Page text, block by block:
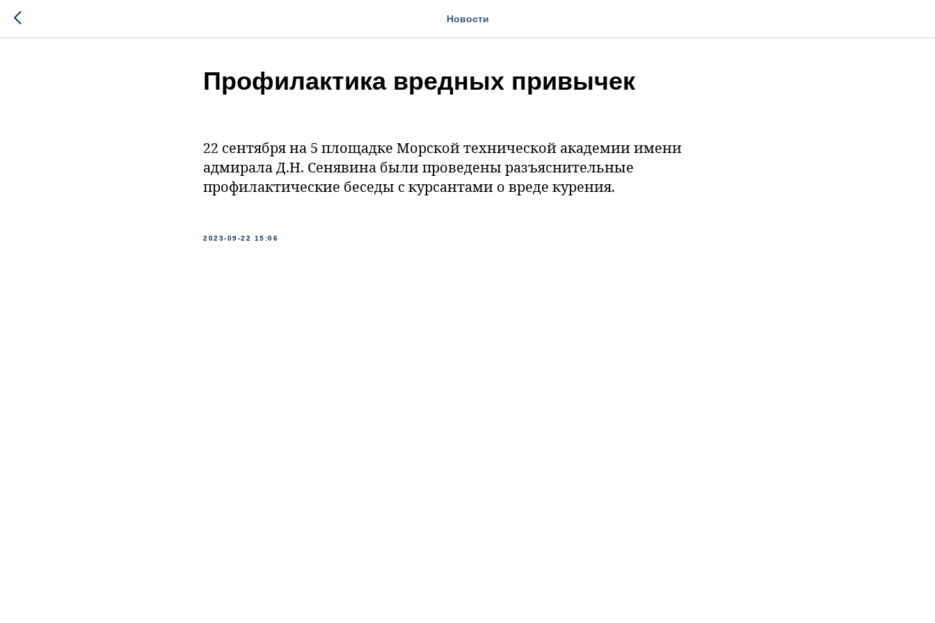
Новости
Профилактика вредных привычек
22 сентября на 5 площадке Морской технической академии имени
адмирала Д.Н. Сенявина были проведены разъяснительные
профилактические беседы с курсантами о вреде курения.
2023-09-22 15:06